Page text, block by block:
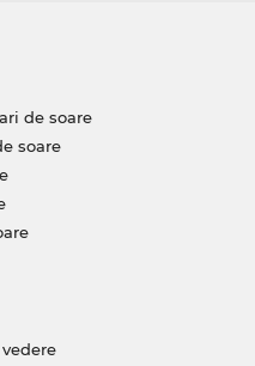
de soare
soare